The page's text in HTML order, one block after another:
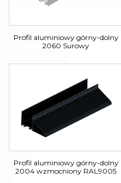
Profil aluminiowy górny-dolny
2060 Surowy
Profil aluminiowy górny-dolny
2004 wzmocniony RAL9005